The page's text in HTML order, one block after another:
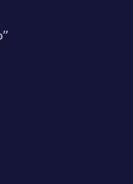
”